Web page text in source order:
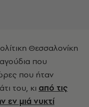
Θεσσαλονίκη
που
που ήταν
του, κι από τις
εν μιά νυκτί